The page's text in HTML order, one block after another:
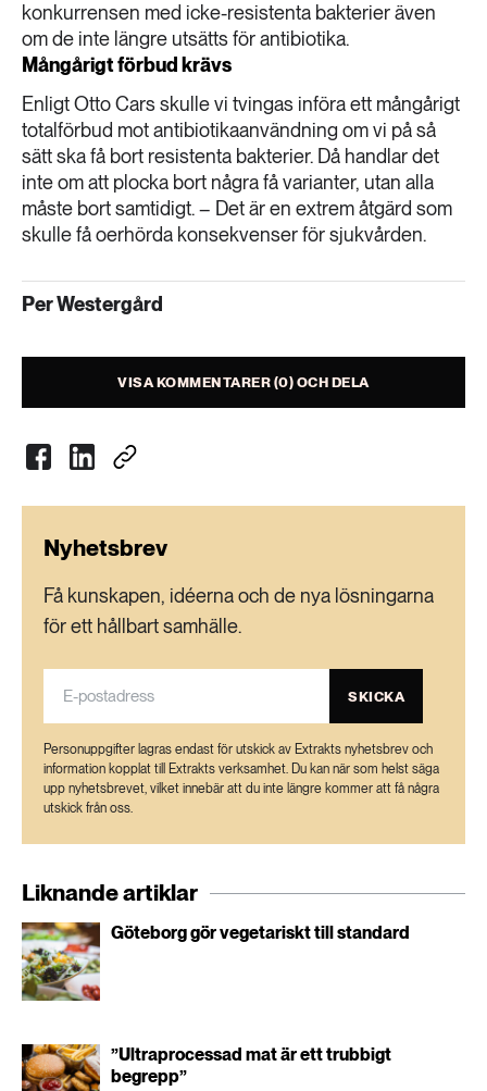
konkurrensen med icke-resistenta bakterier även
om de inte längre utsätts för antibiotika.
Mångårigt förbud krävs
Enligt Otto Cars skulle vi tvingas införa ett mångårigt
totalförbud mot antibiotikaanvändning om vi på så
sätt ska få bort resistenta bakterier. Då handlar det
inte om att plocka bort några få varianter, utan alla
måste bort samtidigt. – Det är en extrem åtgärd som
skulle få oerhörda konsekvenser för sjukvården.
Per Westergård
VISA KOMMENTARER (0) OCH DELA
Nyhetsbrev
Få kunskapen, idéerna och de nya lösningarna
för ett hållbart samhälle.
SKICKA
Personuppgifter lagras endast för utskick av Extrakts nyhetsbrev och
information kopplat till Extrakts verksamhet. Du kan när som helst säga
upp nyhetsbrevet, vilket innebär att du inte längre kommer att få några
utskick från oss.
Liknande artiklar
Göteborg gör vegetariskt till standard
”Ultraprocessad mat är ett trubbigt
begrepp”